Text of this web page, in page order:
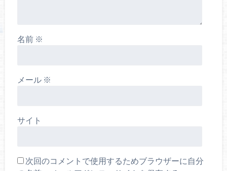
名前 ※
メール ※
サイト
次回のコメントで使用するためブラウザーに自分